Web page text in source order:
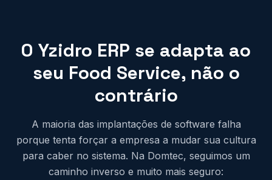
O Yzidro ERP se adapta ao
seu Food Service, não o
contrário
A maioria das implantações de software falha
porque tenta forçar a empresa a mudar sua cultura
para caber no sistema. Na Domtec, seguimos um
caminho inverso e muito mais seguro: